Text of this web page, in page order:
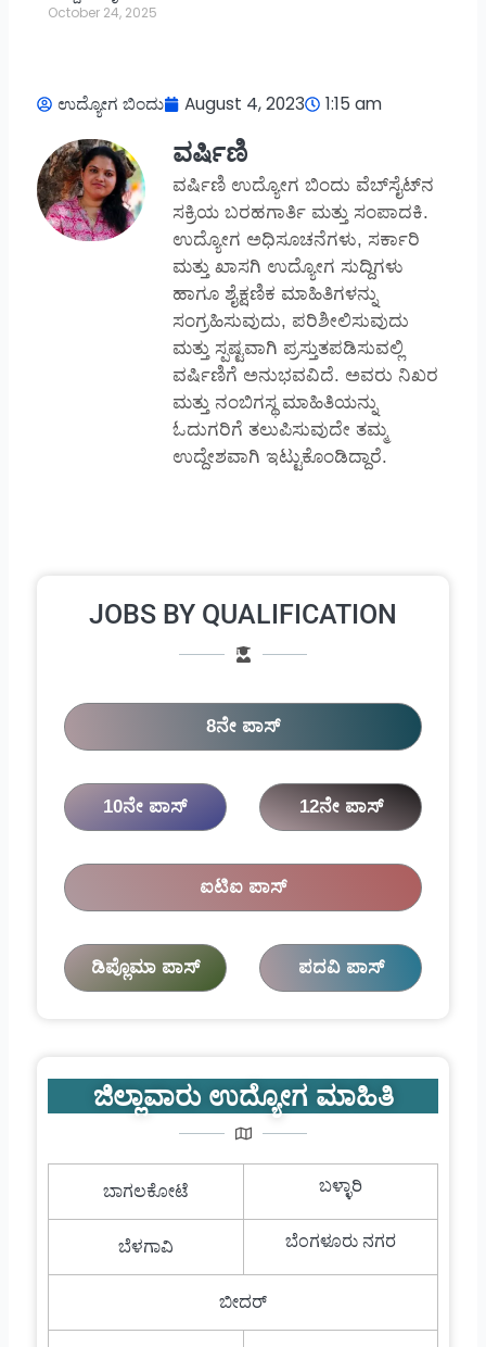
October 24, 2025
ಉದ್ಯೋಗ ಬಿಂದು August 4, 2023 1:15 am
ವರ್ಷಿಣಿ
ವರ್ಷಿಣಿ ಉದ್ಯೋಗ ಬಿಂದು ವೆಬ್‌ಸೈಟ್‌ನ
ಸಕ್ರಿಯ ಬರಹಗಾರ್ತಿ ಮತ್ತು ಸಂಪಾದಕಿ.
ಉದ್ಯೋಗ ಅಧಿಸೂಚನೆಗಳು, ಸರ್ಕಾರಿ
ಮತ್ತು ಖಾಸಗಿ ಉದ್ಯೋಗ ಸುದ್ದಿಗಳು
ಹಾಗೂ ಶೈಕ್ಷಣಿಕ ಮಾಹಿತಿಗಳನ್ನು
ಸಂಗ್ರಹಿಸುವುದು, ಪರಿಶೀಲಿಸುವುದು
ಮತ್ತು ಸ್ಪಷ್ಟವಾಗಿ ಪ್ರಸ್ತುತಪಡಿಸುವಲ್ಲಿ
ವರ್ಷಿಣಿಗೆ ಅನುಭವವಿದೆ. ಅವರು ನಿಖರ
ಮತ್ತು ನಂಬಿಗಸ್ಥ ಮಾಹಿತಿಯನ್ನು
ಓದುಗರಿಗೆ ತಲುಪಿಸುವುದೇ ತಮ್ಮ
ಉದ್ದೇಶವಾಗಿ ಇಟ್ಟುಕೊಂಡಿದ್ದಾರೆ.
JOBS BY QUALIFICATION
8ನೇ ಪಾಸ್
10ನೇ ಪಾಸ್ 12ನೇ ಪಾಸ್
ಐಟಿಐ ಪಾಸ್
ಡಿಪ್ಲೊಮಾ ಪಾಸ್ ಪದವಿ ಪಾಸ್
ಜಿಲ್ಲಾವಾರು ಉದ್ಯೋಗ ಮಾಹಿತಿ
ಬಾಗಲಕೋಟೆ ಬಳ್ಳಾರಿ
ಬೆಳಗಾವಿ ಬೆಂಗಳೂರು ನಗರ
ಬೀದರ್